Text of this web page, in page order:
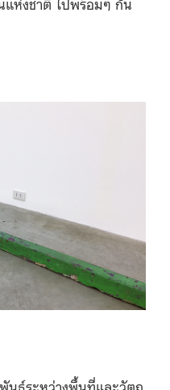
ธ์ระหว่างพื้นที่และวัตถุ